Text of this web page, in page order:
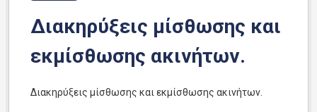
Διακηρύξεις μίσθωσης και
εκμίσθωσης ακινήτων.
Διακηρύξεις μίσθωσης και εκμίσθωσης ακινήτων.